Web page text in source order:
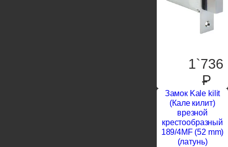
1`736
P
Замок Kale kilit
(Кале килит)
врезной
крестообразный
189/4MF (52 mm)
(латунь)